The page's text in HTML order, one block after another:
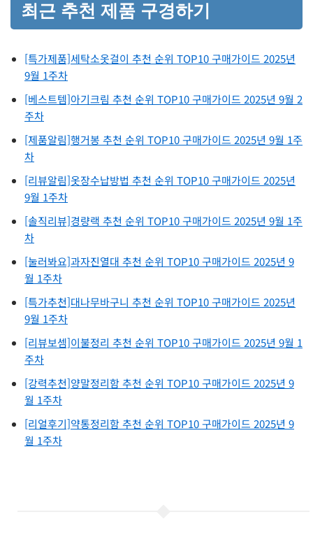
최근 추천 제품 구경하기
[특가제품]세탁소옷걸이 추천 순위 TOP10 구매가이드 2025년
9월 1주차
[베스트템]아기크림 추천 순위 TOP10 구매가이드 2025년 9월 2
주차
[제품알림]행거봉 추천 순위 TOP10 구매가이드 2025년 9월 1주
차
[리뷰알림]옷장수납방법 추천 순위 TOP10 구매가이드 2025년
9월 1주차
[솔직리뷰]경량랙 추천 순위 TOP10 구매가이드 2025년 9월 1주
차
[눌러봐요]과자진열대 추천 순위 TOP10 구매가이드 2025년 9
월 1주차
[특가추천]대나무바구니 추천 순위 TOP10 구매가이드 2025년
9월 1주차
[리뷰보셈]이불정리 추천 순위 TOP10 구매가이드 2025년 9월 1
주차
[강력추천]양말정리함 추천 순위 TOP10 구매가이드 2025년 9
월 1주차
[리얼후기]약통정리함 추천 순위 TOP10 구매가이드 2025년 9
월 1주차